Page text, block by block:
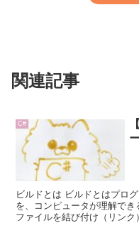
関連記事
C#
ビルドとは ビルドとはプログラミング言語で書かれたソースコード
を、コンピュータが理解で
ファイルを結び付け（リン